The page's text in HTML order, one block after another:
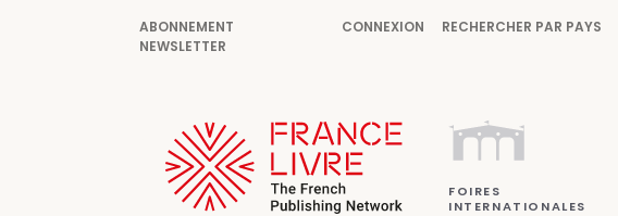
ABONNEMENT
NEWSLETTER
CONNEXION RECHERCHER PAR PAYS
FOIRES
INTERNATIONALES